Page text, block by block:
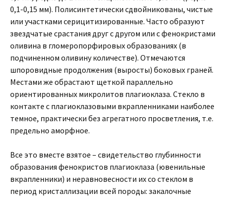
0,1-0,15 мм). Полисинтетически сдвойникованы, чистые
или участками серицитизированные. Часто образуют
звездчатые срастания друг с другом или с фенокристами
оливина в гломеропорфировых образованиях (в
подчиненном оливину количестве). Отмечаются
шпоровидные продолжения (выросты) боковых граней.
Местами же обрастают щеткой параллельно
ориентированных микролитов плагиоклаза. Стекло в
контакте с плагиоклазовыми вкрапленниками наиболее
темное, практически без агрегатного просветления, т.е.
предельно аморфное.
Все это вместе взятое – свидетельство глубинности
образования фенокристов плагиоклаза (ювенильные
вкрапленники) и неравновесности их со стеклом в
период кристаллизации всей породы: закалочные